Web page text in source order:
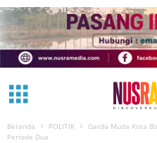
Beranda POLITIK
Garda Muda Kota
Periode Dua